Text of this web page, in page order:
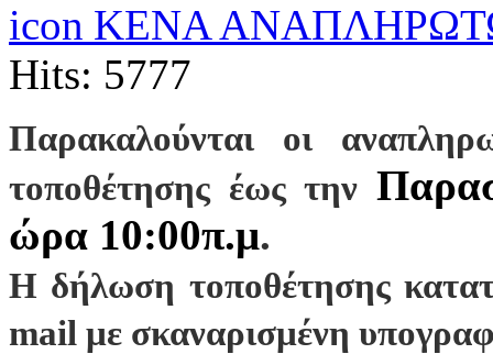
ΚΕΝΑ
Hits: 5777
Παρακαλούνται οι
τοποθέτησης έως την
ώρα 10:00π.μ.
Η δήλωση τοποθέτησης
mail με σκαναρισμένη